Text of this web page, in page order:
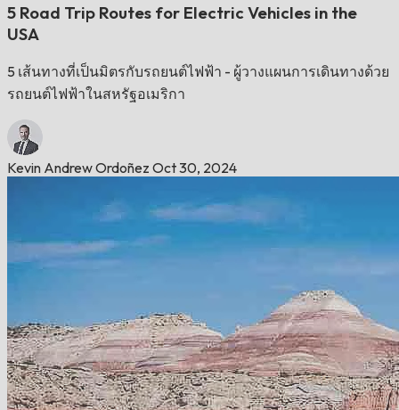
5 Road Trip Routes for Electric Vehicles in the
USA
5 เส้นทางที่เป็นมิตรกับรถยนต์ไฟฟ้า - ผู้วางแผนการเดินทางด้วย
รถยนต์ไฟฟ้าในสหรัฐอเมริกา
Kevin Andrew Ordoñez Oct 30, 2024